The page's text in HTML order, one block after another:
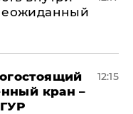
кран –
12:15